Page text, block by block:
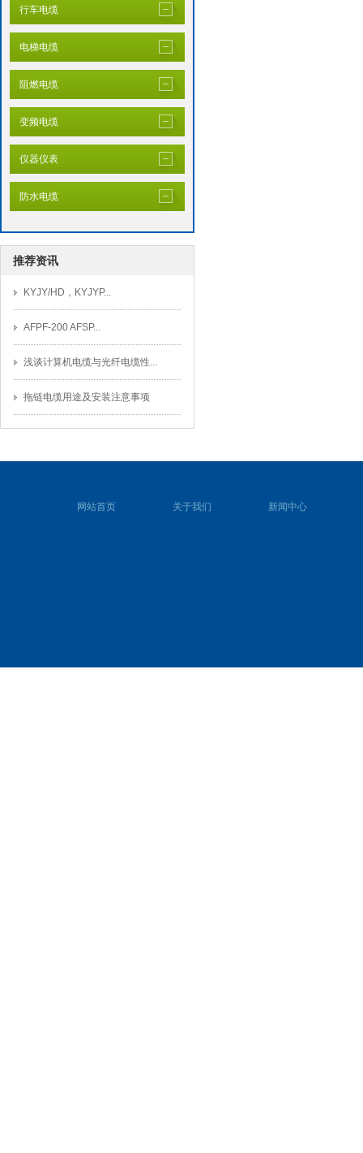
行车电缆
电梯电缆
阻燃电缆
变频电缆
仪器仪表
防水电缆
推荐资讯
KYJY/HD，KYJYP...
AFPF-200 AFSP...
浅谈计算机电缆与光纤电缆性...
拖链电缆用途及安装注意事项
网站首页 关于我们 新闻中心